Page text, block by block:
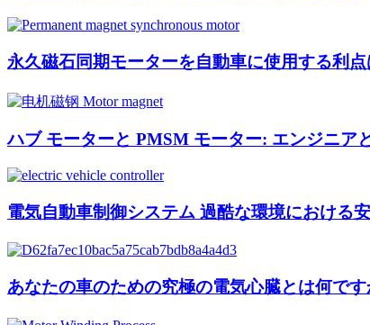
永久磁石同期モーターを自動車に使用する利
ハブ モーターと PMSM モーター: エンジニア
電気自動車制御システム 過酷な環境における
あなたの車のための究極の電気心臓とは何で